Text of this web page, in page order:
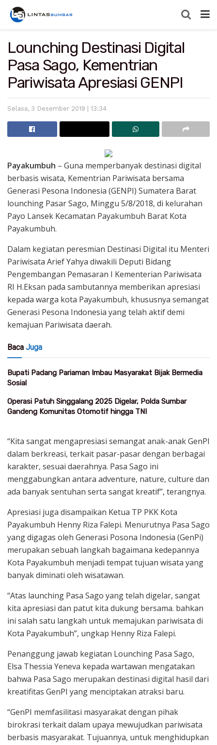
Lounching Destinasi Digital
Pasa Sago, Kementrian
Pariwisata Apresiasi GENPI
Selasa, 3 Desember 2019 | 13:34
Payakumbuh – Guna memperbanyak destinasi digital
berbasis wisata, Kementrian Pariwisata bersama
Generasi Pesona Indonesia (GENPI) Sumatera Barat
lounching Pasar Sago, Minggu 5/8/2018, di kelurahan
Payo Lansek Kecamatan Payakumbuh Barat Kota
Payakumbuh.
Dalam kegiatan peresmian Destinasi Digital itu Menteri
Pariwisata Arief Yahya diwakili Deputi Bidang
Pengembangan Pemasaran I Kementerian Pariwisata
RI H.Eksan pada sambutannya memberikan apresiasi
kepada warga kota Payakumbuh, khususnya semangat
Generasi Pesona Indonesia yang telah aktif demi
kemajuan Pariwisata daerah.
Baca Juga
Bupati Padang Pariaman Imbau Masyarakat Bijak Bermedia
Sosial
Operasi Patuh Singgalang 2025 Digelar, Polda Sumbar
Gandeng Komunitas Otomotif hingga TNI
“Kita sangat mengapresiasi semangat anak-anak GenPI
dalam berkreasi, terkait pasar-pasar dengan berbagai
karakter, sesuai daerahnya. Pasa Sago ini
menggabungkan antara adventure, nature, culture dan
ada banyak sentuhan serta sangat kreatif”, terangnya.
Apresiasi juga disampaikan Ketua TP PKK Kota
Payakumbuh Henny Riza Falepi. Menurutnya Pasa Sago
yang digagas oleh Generasi Posona Indonesia (GenPi)
merupakan sebuah langkah bagaimana kedepannya
Kota Payakumbuh menjadi tempat tujuan wisata yang
banyak diminati oleh wisatawan.
“Atas launching Pasa Sago yang telah digelar, sangat
kita apresiasi dan patut kita dukung bersama. bahkan
ini salah satu langkah untuk memajukan pariwisata di
Kota Payakumbuh”, ungkap Henny Riza Falepi.
Penanggung jawab kegiatan Lounching Pasa Sago,
Elsa Thessia Yeneva kepada wartawan mengatakan
bahwa Pasa Sago merupakan destinasi digital hasil dari
kreatifitas GenPI yang menciptakan atraksi baru.
“GenPI memfasilitasi masyarakat dengan pihak
birokrasi terkait dalam upaya mewujudkan pariwisata
berbasis masyarakat. Tujuannya, untuk menghidupkan